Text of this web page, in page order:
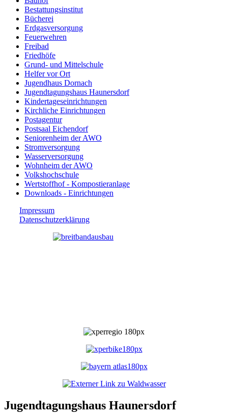
Bestattungsinstitut
Bücherei
Erdgasversorgung
Feuerwehren
Freibad
Friedhöfe
Grund- und Mittelschule
Helfer vor Ort
Jugendhaus Dornach
Jugendtagungshaus Haunersdorf
Kindertageseinrichtungen
Kirchliche Einrichtungen
Postagentur
Postsaal Eichendorf
Seniorenheim der AWO
Stromversorgung
Wasserversorgung
Wohnheim der AWO
Volkshochschule
Wertstoffhof - Kompostieranlage
Downloads - Einrichtungen
Impressum
Datenschutzerklärung
Jugendtagungshaus Haunersdorf